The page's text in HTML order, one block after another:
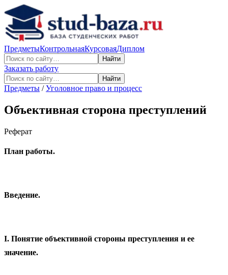
ПредметыКонтрольнаяКурсоваяДиплом
Найти
Заказать работу
Найти
Предметы /Уголовное право и процесс
Объективная сторона преступлений
Реферат
План работы.
Введение.
I. Понятие объективной стороны преступления и ее
значение.